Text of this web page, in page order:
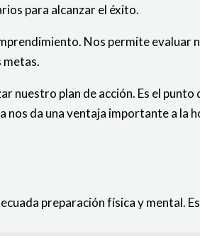
para alcanzar el éxito.
Nos permite
metas.
nuestro plan de acción. Es el
da una ventaja importante a la
preparación física y mental.